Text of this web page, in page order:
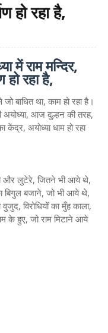
हो रहा है,
में राम मन्दिर,
हो रहा है,
जो बाधित था, काम हो रहा है।
आज दुल्हन की तरह,
केंद्र, अयोध्या धाम हो रहा
और लुटेरे, जितने भी आये थे,
बिगुल बजाने, जो भी आये थे,
वुजुद, विरोधियों का मुँह काला,
के हुए, जो राम मिटाने आये